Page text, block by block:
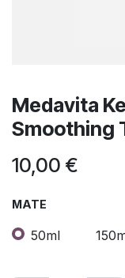
Medavita
Smoothing
10,00 €
MATE
50ml